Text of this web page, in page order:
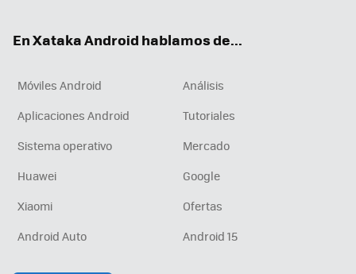
En Xataka Android hablamos de...
Móviles Android
Análisis
Aplicaciones Android
Tutoriales
Sistema operativo
Mercado
Huawei
Google
Xiaomi
Ofertas
Android Auto
Android 15